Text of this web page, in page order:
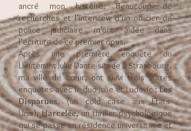
ancré mon histoire. Beaucoup de
recherches et l’interview d’un officier de
police judiciaire m’ont aidée dans
l’écriture de ce premier opus.
Après une première enquête du
Lieutenant Julie Dante située à Strasbourg,
ma ville de cœur, ont suivi trois autres
enquêtes avec le duo Julie et Ludovic :Les
Disparues, (un cold case aux Etats-
Unis),Harcelée,un thriller psychologique
qui se passe en résidence universitaire et